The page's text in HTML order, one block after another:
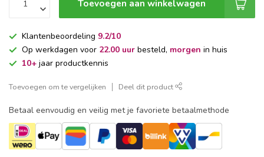
Toevoegen aan winkelwagen
Klantenbeoordeling 9.2/10
Op werkdagen voor 22.00 uur besteld, morgen in huis
10+ jaar productkennis
Toevoegen om te vergelijken Deel dit product
Betaal eenvoudig en veilig met je favoriete betaalmethode